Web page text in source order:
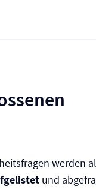
werden
und